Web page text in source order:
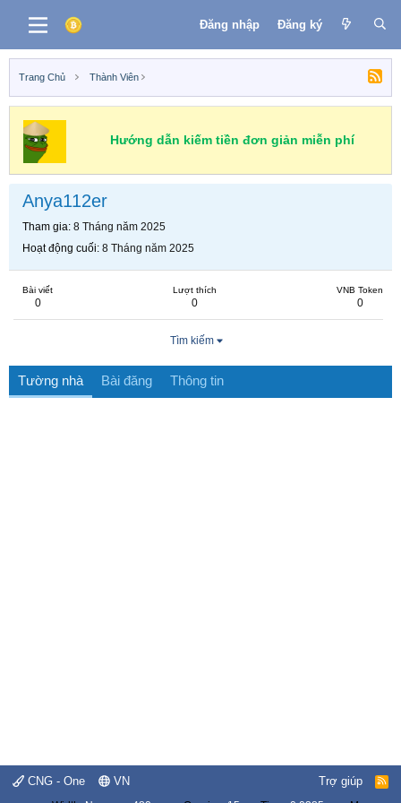
Đăng nhập Đăng ký
Trang Chủ Thành Viên
Hướng dẫn kiếm tiền đơn giản miễn phí
Anya112er
Tham gia 8 Tháng năm 2025
Hoạt động cuối 8 Tháng năm 2025
Bài viết
0
Lượt thích
0
VNB Token
0
Tìm kiếm
Tường nhà Bài đăng Thông tin
CNG - One VN Trợ giúp
R